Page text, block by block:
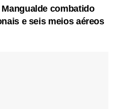
combatido
e seis meios aéreos